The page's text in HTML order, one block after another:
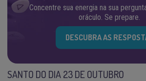
Concentre sua energia na sua
oráculo. Se prepare.
DESCUBRA AS
SANTO DO DIA 23 DE OUTUBRO